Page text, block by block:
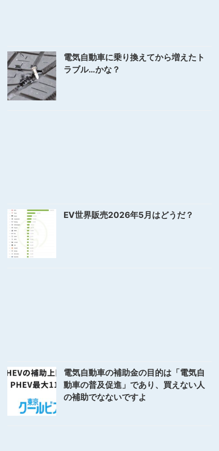
電気自動車に乗り換えてから増えたト
ラブル…かな？
EV世界販売2026年5月はどうだ？
電気自動車の補助金の目的は「電気自
動車の普及促進」であり、買えない人
の補助でなないですよ